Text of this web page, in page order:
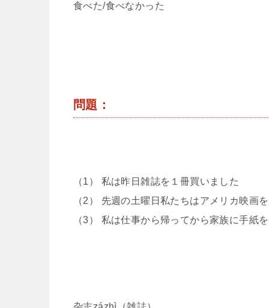
食べた/食べなかった
問題：
（1） 私は昨日雑誌を１冊買いました
（2） 先週の土曜日私たちはアメリカ映画を
（3） 私は仕事から帰ってから家族に手紙